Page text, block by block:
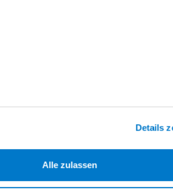
Details
Alle zulassen
200 [l/min]